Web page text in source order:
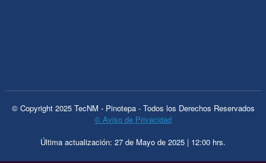
© Copyright 2025 TecNM - Pinotepa - Todos los Derechos Reservados
© Aviso de Privacidad
Última actualización: 27 de Mayo de 2025 | 12:00 hrs.